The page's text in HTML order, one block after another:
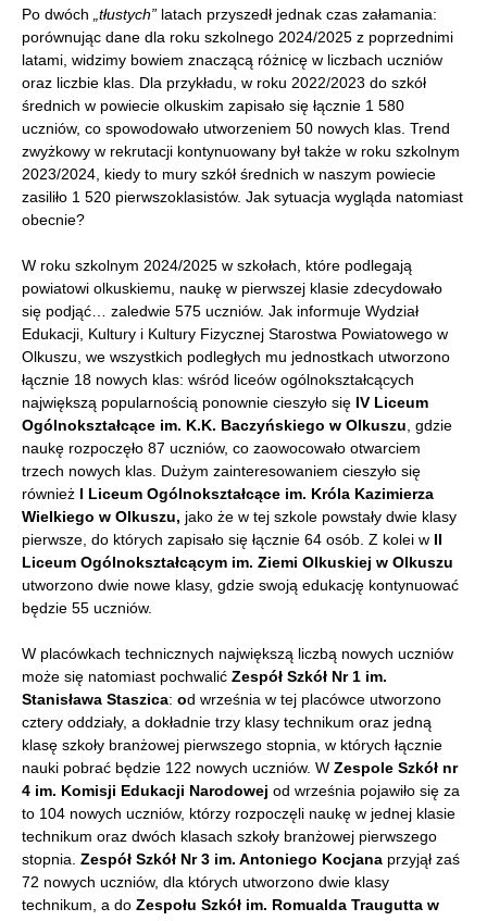
Po dwóch „tłustych” latach przyszedł jednak czas załamania:
porównując dane dla roku szkolnego 2024/2025 z poprzednimi
latami, widzimy bowiem znaczącą różnicę w liczbach uczniów
oraz liczbie klas. Dla przykładu, w roku 2022/2023 do szkół
średnich w powiecie olkuskim zapisało się łącznie 1 580
uczniów, co spowodowało utworzeniem 50 nowych klas. Trend
zwyżkowy w rekrutacji kontynuowany był także w roku szkolnym
2023/2024, kiedy to mury szkół średnich w naszym powiecie
zasiliło 1 520 pierwszoklasistów. Jak sytuacja wygląda natomiast
obecnie?
W roku szkolnym 2024/2025 w szkołach, które podlegają
powiatowi olkuskiemu, naukę w pierwszej klasie zdecydowało
się podjąć… zaledwie 575 uczniów. Jak informuje Wydział
Edukacji, Kultury i Kultury Fizycznej Starostwa Powiatowego w
Olkuszu, we wszystkich podległych mu jednostkach utworzono
łącznie 18 nowych klas: wśród liceów ogólnokształcących
największą popularnością ponownie cieszyło się IV Liceum
Ogólnokształcące im. K.K. Baczyńskiego w Olkuszu , gdzie
naukę rozpoczęło 87 uczniów, co zaowocowało otwarciem
trzech nowych klas. Dużym zainteresowaniem cieszyło się
również I Liceum Ogólnokształcące im. Króla Kazimierza
Wielkiego w Olkuszu, jako że w tej szkole powstały dwie klasy
pierwsze, do których zapisało się łącznie 64 osób. Z kolei w II
Liceum Ogólnokształcącym im. Ziemi Olkuskiej w Olkuszu
utworzono dwie nowe klasy, gdzie swoją edukację kontynuować
będzie 55 uczniów.
W placówkach technicznych największą liczbą nowych uczniów
może się natomiast pochwalić Zespół Szkół Nr 1 im.
Stanisława Staszica: od września w tej placówce utworzono
cztery oddziały, a dokładnie trzy klasy technikum oraz jedną
klasę szkoły branżowej pierwszego stopnia, w których łącznie
nauki pobrać będzie 122 nowych uczniów. W Zespole Szkół nr
4 im. Komisji Edukacji Narodowej od września pojawiło się za
to 104 nowych uczniów, którzy rozpoczęli naukę w jednej klasie
technikum oraz dwóch klasach szkoły branżowej pierwszego
stopnia. Zespół Szkół Nr 3 im. Antoniego Kocjana przyjął zaś
72 nowych uczniów, dla których utworzono dwie klasy
technikum, a do Zespołu Szkół im. Romualda Traugutta w